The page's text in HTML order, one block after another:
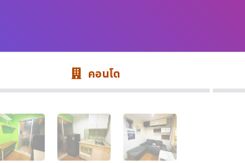
คอนโด